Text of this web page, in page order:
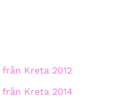
Kreta 2012
Kreta 2014